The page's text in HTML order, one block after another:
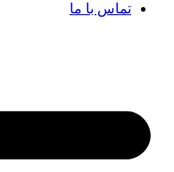
تماس با ما